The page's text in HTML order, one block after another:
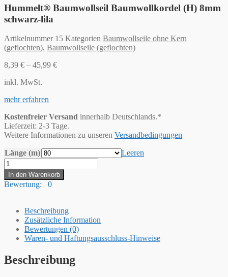
Hummelt® Baumwollseil Baumwollkordel (H) 8mm
schwarz-lila
Artikelnummer 15 Kategorien Baumwollseile ohne Kern
(geflochten), Baumwollseile (geflochten)
8,39 € – 45,99 €
inkl. MwSt.
mehr erfahren
Kostenfreier Versand innerhalb Deutschlands.*
Lieferzeit: 2-3 Tage.
Weitere Informationen zu unseren Versandbedingungen
Länge (m)
Leeren
Hummelt®
Baumwollseil
Baumwollkordel
(H)
schwarz-
Menge
In den Warenkorb
Bewertung: 0
Beschreibung
Zusätzliche Information
Bewertungen (0)
Waren- und Haftungsausschluss-Hinweise
Beschreibung